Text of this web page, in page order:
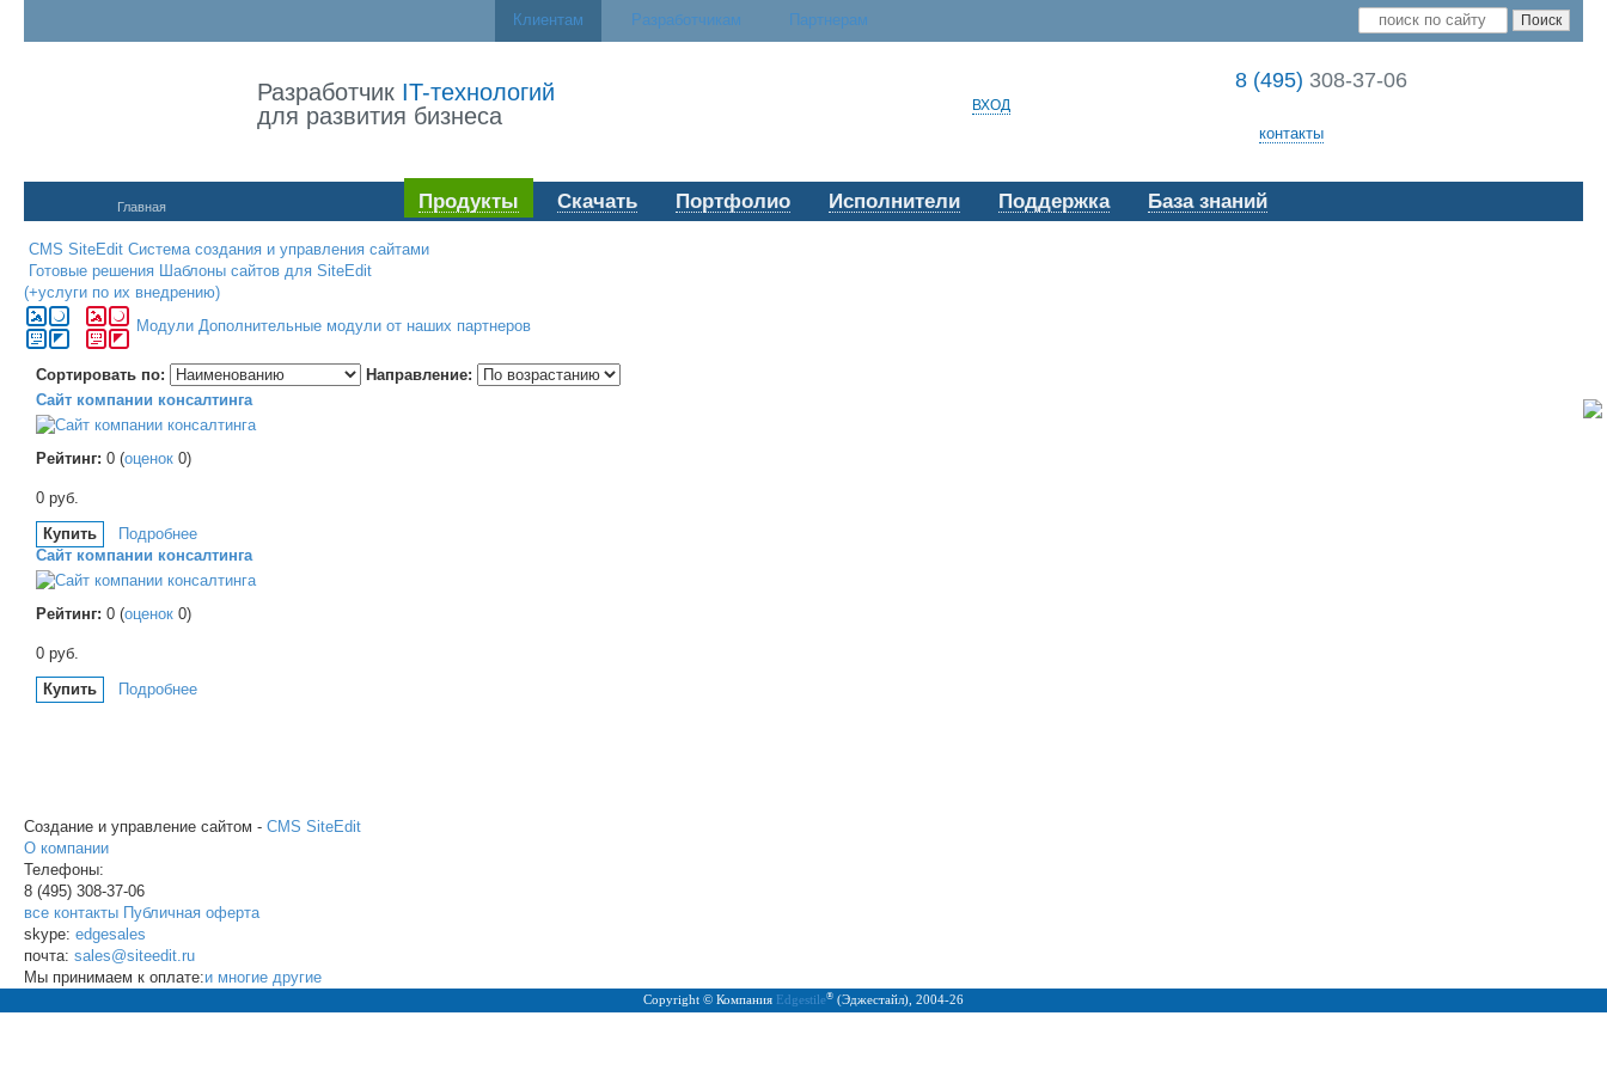
Клиентам Разработчикам Партнерам
Разработчик IT-технологий
для развития бизнеса
ВХОД
8 (495) 308-37-06
контакты
Главная Продукты Скачать Портфолио Исполнители Поддержка База знаний
CMS SiteEdit Система создания и управления сайтами
Готовые решения Шаблоны сайтов для SiteEdit
(+услуги по их внедрению)
Модули Дополнительные модули от наших партнеров
Сортировать по:
Направление:
Сайт компании консалтинга
Рейтинг: 0 (оценок 0)
0 руб.
Купить
Подробнее
Сайт компании консалтинга
Рейтинг: 0 (оценок 0)
0 руб.
Купить
Подробнее
Создание и управление сайтом - CMS SiteEdit
О компании
Телефоны:
8 (495) 308-37-06
все контакты Публичная оферта
skype: edgesales
почта: sales@siteedit.ru
Мы принимаем к оплате:и многие другие
Copyright © Компания Edgestile® (Эджестайл), 2004-26